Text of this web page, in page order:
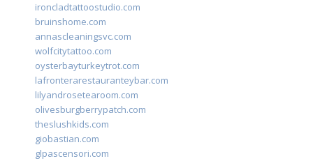
ironcladtattoostudio.com
bruinshome.com
annascleaningsvc.com
wolfcitytattoo.com
oysterbayturkeytrot.com
lafronterarestauranteybar.com
lilyandrosetearoom.com
olivesburgberrypatch.com
theslushkids.com
giobastian.com
glpascensori.com